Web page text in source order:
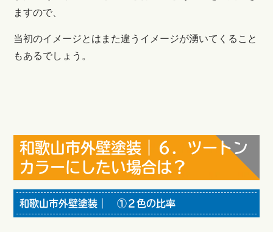
ますので、
当初のイメージとはまた違うイメージが湧いてくること
もあるでしょう。
和歌山市外壁塗装｜６．ツートン
カラーにしたい場合は？
和歌山市外壁塗装｜ ①２色の比率